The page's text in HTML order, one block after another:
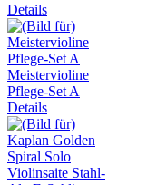
Details
Meistervioline
Pflege-Set A
Details